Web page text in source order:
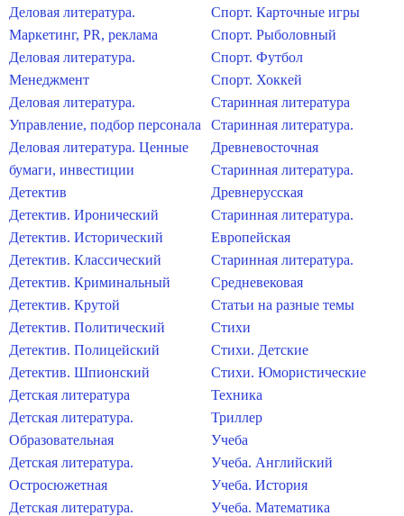
Деловая литература.
Маркетинг, PR, реклама
Деловая литература.
Менеджмент
Деловая литература.
Управление, подбор персонала
Деловая литература. Ценные
бумаги, инвестиции
Детектив
Детектив. Иронический
Детектив. Исторический
Детектив. Классический
Детектив. Криминальный
Детектив. Крутой
Детектив. Политический
Детектив. Полицейский
Детектив. Шпионский
Детская литература
Детская литература.
Образовательная
Детская литература.
Остросюжетная
Детская литература.
Спорт. Карточные игры
Спорт. Рыболовный
Спорт. Футбол
Спорт. Хоккей
Старинная литература
Старинная литература.
Древневосточная
Старинная литература.
Древнерусская
Старинная литература.
Европейская
Старинная литература.
Средневековая
Статьи на разные темы
Стихи
Стихи. Детские
Стихи. Юмористические
Техника
Триллер
Учеба
Учеба. Английский
Учеба. История
Учеба. Математика